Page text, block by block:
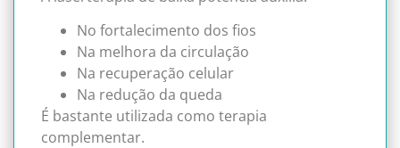
No fortalecimento dos fios
Na melhora da circulação
Na recuperação celular
Na redução da queda
É bastante utilizada como terapia
complementar.